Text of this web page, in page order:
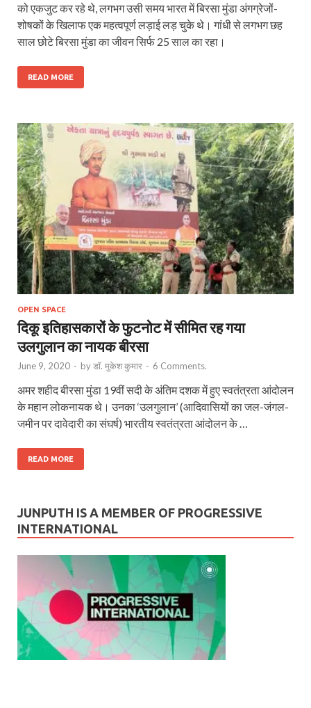
को एकजुट कर रहे थे, लगभग उसी समय भारत में बिरसा मुंडा अंगग्रेजों-
शोषकों के खिलाफ एक महत्वपूर्ण लड़ाई लड़ चुके थे। गांधी से लगभग छह
साल छोटे बिरसा मुंडा का जीवन सिर्फ 25 साल का रहा।
READ MORE
OPEN SPACE
दिकू इतिहासकारों के फुटनोट में सीमित रह गया
उलगुलान का नायक बीरसा
June 9, 2020 - byडॉ. मुकेश कुमार - 6 Comments.
अमर शहीद बीरसा मुंडा 19वीं सदी के अंतिम दशक में हुए स्वतंत्रता आंदोलन
के महान लोकनायक थे। उनका ‘उलगुलान’ (आदिवासियों का जल-जंगल-
जमीन पर दावेदारी का संघर्ष) भारतीय स्वतंत्रता आंदोलन के …
READ MORE
JUNPUTH IS A MEMBER OF PROGRESSIVE
INTERNATIONAL